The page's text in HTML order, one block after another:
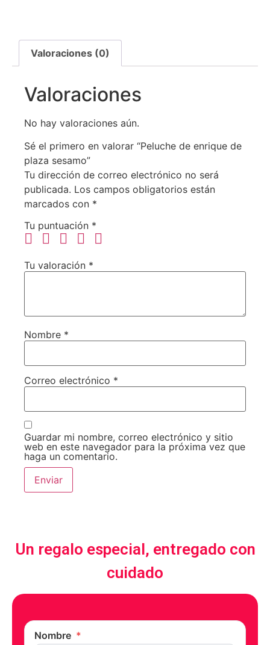
Valoraciones (0)
Valoraciones
No hay valoraciones aún.
Sé el primero en valorar “Peluche de enrique de
plaza sesamo”
Tu dirección de correo electrónico no será
publicada. Los campos obligatorios están
marcados con *
Tu puntuación *
Tu valoración *
Nombre *
Correo electrónico *
Guardar mi nombre, correo electrónico y sitio
web en este navegador para la próxima vez que
haga un comentario.
Un regalo especial, entregado con
cuidado
Nombre *